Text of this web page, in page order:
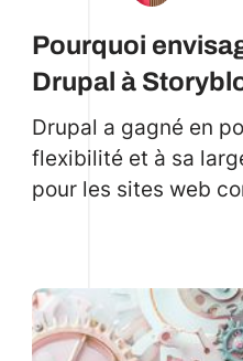
Pourquoi
Drupal à
comment
en douceur ?
Drupal a gagné en
flexibilité et à sa
pour les sites web
des CMS modernes
offrent des